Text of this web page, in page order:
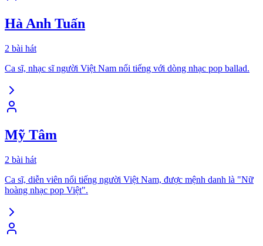
Hà Anh Tuấn
2 bài hát
Ca sĩ, nhạc sĩ người Việt Nam nổi tiếng với dòng nhạc pop ballad.
Mỹ Tâm
2 bài hát
Ca sĩ, diễn viên nổi tiếng người Việt Nam, được mệnh danh là "Nữ
hoàng nhạc pop Việt".